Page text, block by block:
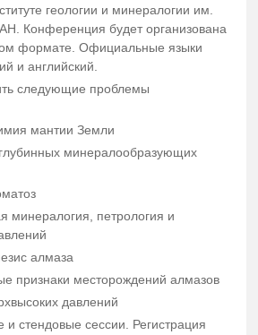
геологии и минералогии им.
Конференция будет организована
формате. Официальные языки
и английский.
следующие проблемы
мантии Земли
минералообразующих
минералогия, петрология и
алмаза
признаки месторождений алмазов
давлений
стендовые сессии. Регистрация